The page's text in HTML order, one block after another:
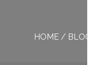
HOME / BLOG